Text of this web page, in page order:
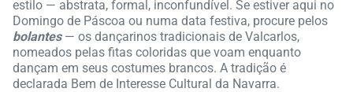
estilo — abstrata, formal, inconfundível. Se estiver aqui no
Domingo de Páscoa ou numa data festiva, procure pelos
bolantes— os dançarinos tradicionais de Valcarlos,
nomeados pelas fitas coloridas que voam enquanto
dançam em seus costumes brancos. A tradição é
declarada Bem de Interesse Cultural da Navarra.